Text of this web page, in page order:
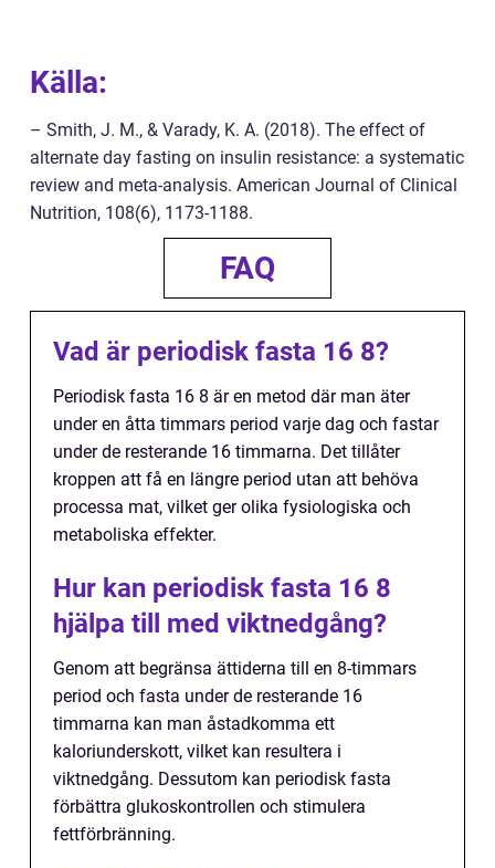
Källa:
– Smith, J. M., & Varady, K. A. (2018). The effect of
alternate day fasting on insulin resistance: a systematic
review and meta-analysis. American Journal of Clinical
Nutrition, 108(6), 1173-1188.
FAQ
Vad är periodisk fasta 16 8?
Periodisk fasta 16 8 är en metod där man äter
under en åtta timmars period varje dag och fastar
under de resterande 16 timmarna. Det tillåter
kroppen att få en längre period utan att behöva
processa mat, vilket ger olika fysiologiska och
metaboliska effekter.
Hur kan periodisk fasta 16 8
hjälpa till med viktnedgång?
Genom att begränsa ättiderna till en 8-timmars
period och fasta under de resterande 16
timmarna kan man åstadkomma ett
kaloriunderskott, vilket kan resultera i
viktnedgång. Dessutom kan periodisk fasta
förbättra glukoskontrollen och stimulera
fettförbränning.